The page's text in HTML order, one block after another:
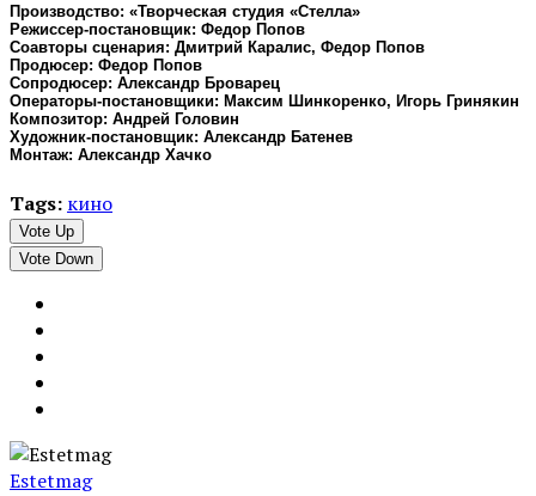
Производство: «Творческая студия «Стелла»
Режиссер-постановщик: Федор Попов
Соавторы сценария: Дмитрий Каралис, Федор Попов
Продюсер: Федор Попов
Сопродюсер: Александр Броварец
Операторы-постановщики: Максим Шинкоренко, Игорь Гринякин
Композитор: Андрей Головин
Художник-постановщик: Александр Батенев
Монтаж: Александр Хачко
Tags: кино
Vote Up
Vote Down
Estetmag